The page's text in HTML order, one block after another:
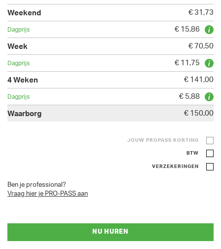
€ 31,73
€ 15,86
€ 70,50
€ 11,75
€ 141,00
€ 5,88
€ 150,00
JOUW PROPASS KORTING
BTW
VERZEKERINGEN
Ben je professional?
Vraag hier je PRO-PASS aan
NU HUREN